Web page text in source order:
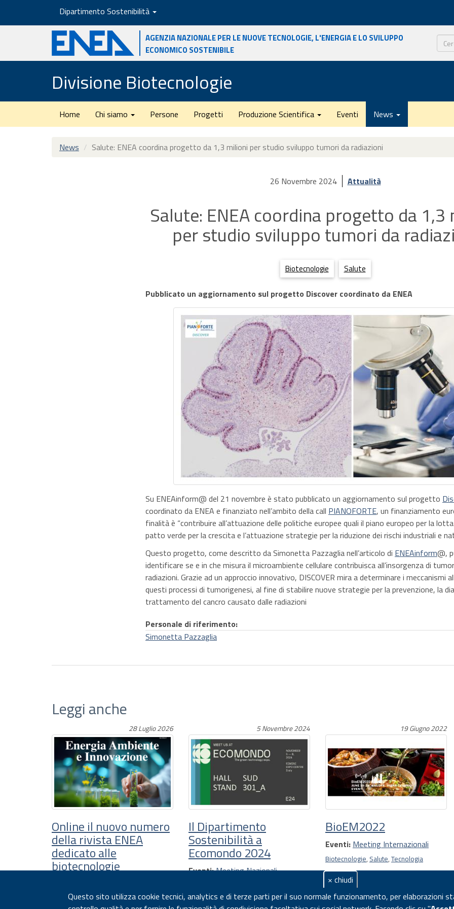
Dipartimento Sostenibilità
Agenzia nazionale per le nuove tecnologie, l'energia e lo sviluppo
economico sostenibile
Divisione Biotecnologie
Home Chi siamo Persone Progetti Produzione Scientifica Eventi News
News Salute: ENEA coordina progetto da 1,3 milioni per studio sviluppo tumori da radiazioni
26 Novembre 2024 Attualità
Salute: ENEA coordina progetto da 1,3
per studio sviluppo tumori da
Biotecnologie Salute
Pubblicato un aggiornamento sul progetto Discover coordinato da ENEA
Su ENEAinform@ del 21 novembre è stato pubblicato un aggiornamento sul progetto
coordinato da ENEA e finanziato nell’ambito della call PIANOFORTE, un finanziamento
finalità è “contribuire all’attuazione delle politiche europee quali il piano europeo per la
patto verde per la crescita e l’attuazione strategie per la riduzione dei rischi industriali e
Questo progetto, come descritto da Simonetta Pazzaglia nell’articolo di ENEAinform@,
identificare se e in che misura il microambiente cellulare contribuisca all’insorgenza di
radiazioni. Grazie ad un approccio innovativo, DISCOVER mira a determinare i meccanismi
questi processi di tumorigenesi, al fine di stabilire nuove strategie per la prevenzione, la
trattamento del cancro causato dalle radiazioni
Personale di riferimento:
Simonetta Pazzaglia
Leggi anche
28 Luglio 2026
Online il nuovo numero
della rivista ENEA
dedicato alle
biotecnologie
Biotecnologie
5 Novembre 2024
Il Dipartimento
Sostenibilità a
Ecomondo 2024
Eventi:Meeting Nazionali
Biotecnologie
19 Giugno 2022
BioEM2022
Eventi: Meeting Internazionali
Biotecnologie, Salute, Tecnologia
× chiudi
Questo sito utilizza cookie tecnici, analytics e di terze parti per il suo normale funzionamento, per elaborazioni